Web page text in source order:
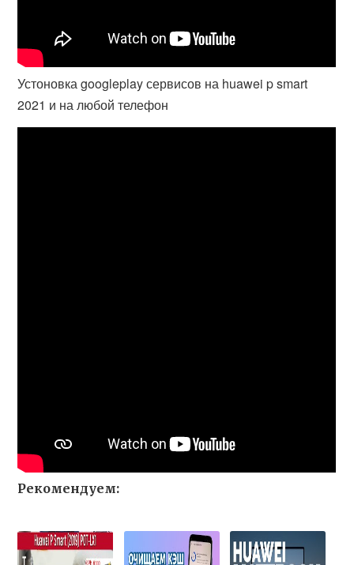
Устоновка googleplay сервисов на huawei p smart
2021 и на любой телефон
Рекомендуем: